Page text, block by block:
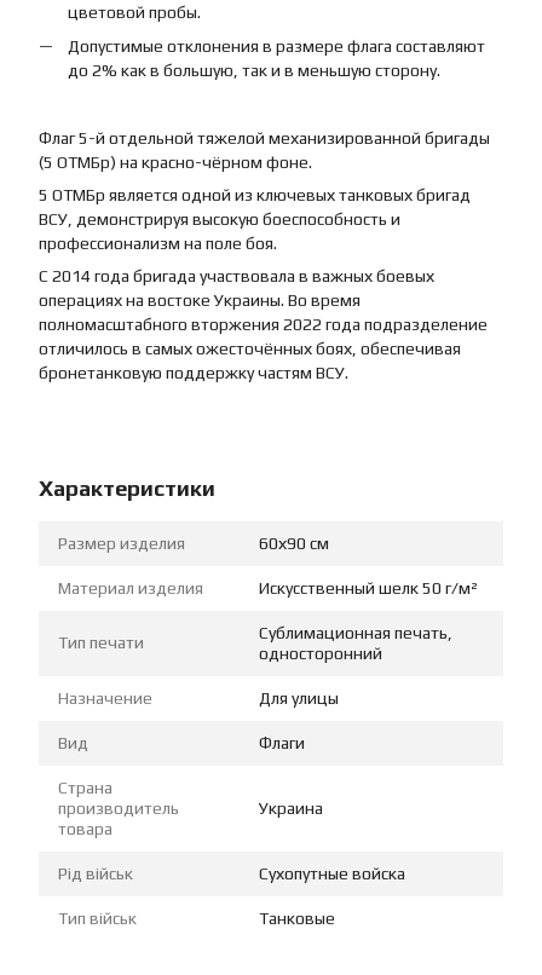
цветовой пробы.
Допустимые отклонения в размере флага составляют
до 2% как в большую, так и в меньшую сторону.
Флаг 5-й отдельной тяжелой механизированной бригады
(5 ОТМБр) на красно-чёрном фоне.
5 ОТМБр является одной из ключевых танковых бригад
ВСУ, демонстрируя высокую боеспособность и
профессионализм на поле боя.
С 2014 года бригада участвовала в важных боевых
операциях на востоке Украины. Во время
полномасштабного вторжения 2022 года подразделение
отличилось в самых ожесточённых боях, обеспечивая
бронетанковую поддержку частям ВСУ.
Характеристики
Размер изделия 60х90 см
Материал изделия Искусственный шелк 50 г/м²
Тип печати
Сублимационная печать,
односторонний
Назначение Для улицы
Вид Флаги
Страна
производитель
товара
Украина
Рід військ Сухопутные войска
Тип військ Танковые